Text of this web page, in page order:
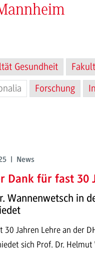
Gesundheit
Forschung
| News
Dank für fast 30
Wannenwetsch in
30 Jahren Lehre an der
sich Prof. Dr.